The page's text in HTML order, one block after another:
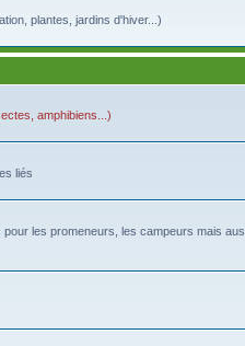
plantes, jardins d'hiver...)
amphibiens...)
liés
les promeneurs, les campeurs mais